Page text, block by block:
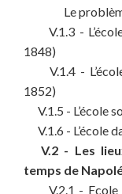
Le problème
V.1.3 -
1848)
V.1.4 - L’école
1852)
V.1.5 - L’école
V.1.6 - L’école
V.2 - Les
temps de
V.2.1 - Ecole